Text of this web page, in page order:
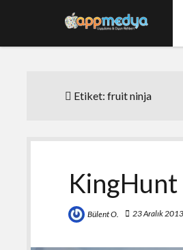
Etiket:fruit ninja
KingHunt
Bülent O. 23 Aralık 2013